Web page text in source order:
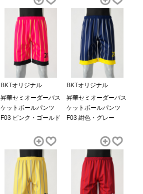
BKTオリジナル
昇華セミオーダーバス
ケットボールパンツ
F03 ピンク・ゴールド
BKTオリジナル
昇華セミオーダーバス
ケットボールパンツ
F03 紺色・グレー